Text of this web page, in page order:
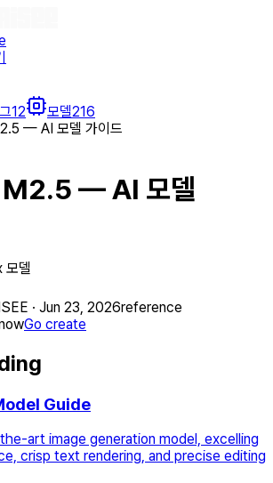
12 모델216
— AI 모델 가이드
— AI 모델
모델
· Jun 23, 2026reference
Go create
Guide
art image generation model, excelling
crisp text rendering, and precise editing